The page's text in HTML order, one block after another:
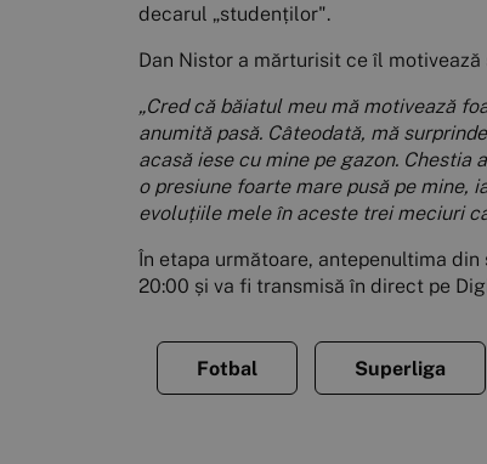
decarul „studenților".
Dan Nistor a mărturisit ce îl
„Cred că băiatul meu mă motivează
anumită pasă. Câteodată, mă
acasă iese cu mine pe gazon.
o presiune foarte mare pusă pe mine,
evoluțiile mele în aceste trei meciuri
În etapa următoare, antepenultima
20:00 și va fi transmisă în direct pe
Fotbal Superliga